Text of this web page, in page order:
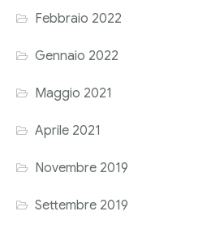
Corriere tributario
Editore Euroconference
Il Giornale del Revisore
Forum Fiscale
Articoli
Febbraio 2022
Gennaio 2022
Maggio 2021
Aprile 2021
Novembre 2019
Settembre 2019